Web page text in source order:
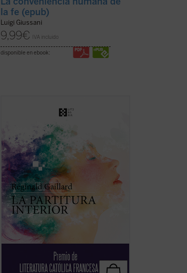
la fe (epub)
Luigi Giussani
9,99€ IVA incluido
disponible en ebook:
En esta primera novela del poeta
Charlotte, «la loca del pueblo», y Jan, un
músico holandés quien huye de un amor
perdido, tienen en común una búsqueda
espiritual de trascendiencia y belleza,
una relación ...(ver ficha)